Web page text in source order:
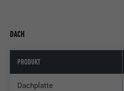
DACH
PRODUKT
Dachplatte